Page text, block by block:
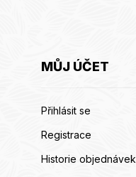
MŮJ ÚČET
Přihlásit se
Registrace
Historie objednávek